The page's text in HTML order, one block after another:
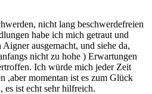
nicht lang beschwerdefreien
habe ich mich getraut und
ausgemacht, und siehe da,
nicht zu hohe ) Erwartungen
Ich würde mich jeder Zeit
,aber momentan ist es zum Glück
es ist echt sehr hilfreich.